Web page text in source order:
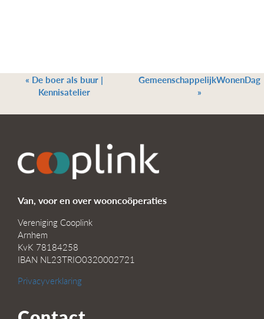
« De boer als buur |
Kennisatelier
GemeenschappelijkWonenDag
»
Van, voor en over wooncoöperaties
Vereniging Cooplink
Arnhem
KvK 78184258
IBAN NL23TRIO0320002721
Privacyverklaring